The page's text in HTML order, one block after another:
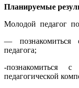
Планируемые
Молодой педагог
— познакомиться
педагога;
-познакомиться
педагогической